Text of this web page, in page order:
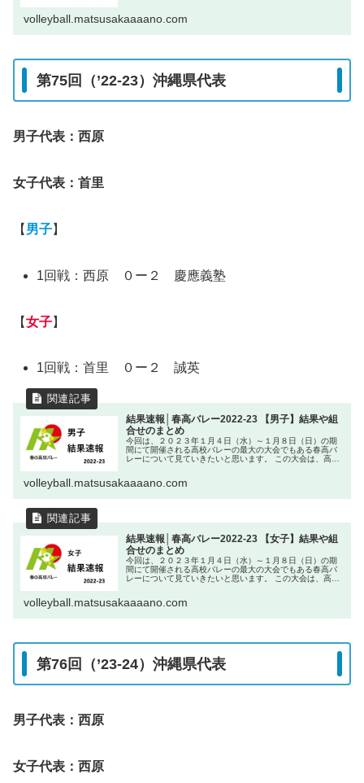
volleyball.matsusakaaaano.com
第75回（’22-23）沖縄県代表
男子代表：西原
女子代表：首里
【 男子】
1回戦：西原 ０ー２ 慶應義塾
【女子】
1回戦：首里 ０ー２ 誠英
結果速報│春高バレー2022-23 【男子】結果や組
合せのまとめ
今回は、２０２３年１月４日（水）～１月８日（日）の期
間にて開催される高校バレーの最大の大会でもある春高バ
レーについて見ていきたいと思います。 この大会は、高校
volleyball.matsusakaaaano.com
結果速報│春高バレー2022-23 【女子】結果や組
合せのまとめ
今回は、２０２３年１月４日（水）～１月８日（日）の期
間にて開催される高校バレーの最大の大会でもある春高バ
レーについて見ていきたいと思います。 この大会は、高校
volleyball.matsusakaaaano.com
第76回（’23-24）沖縄県代表
男子代表：西原
女子代表：西原